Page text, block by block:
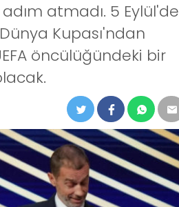
atmadı. 5 Eylül'de
Kupası'ndan
öncülüğündeki bir